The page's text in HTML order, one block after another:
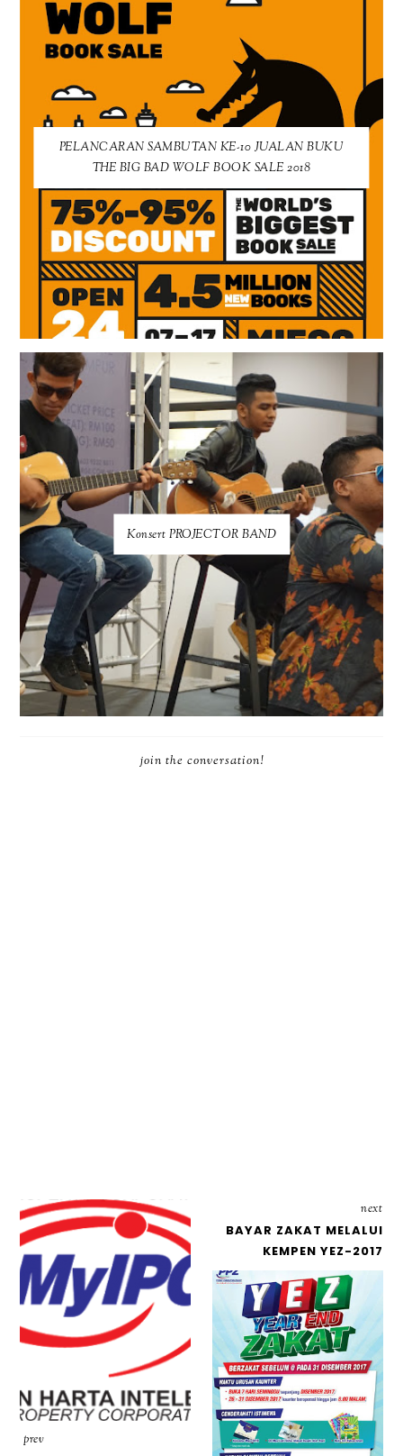
PELANCARAN SAMBUTAN KE-10 JUALAN BUKU
THE BIG BAD WOLF BOOK SALE 2018
Konsert PROJECTOR BAND
join the conversation!
prev
next
BAYAR ZAKAT MELALUI
KEMPEN YEZ-2017